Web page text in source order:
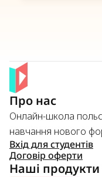
Про нас
Онлайн-школа
навчання нового
Наші продукти
Договір оферти
Вхід для студентів